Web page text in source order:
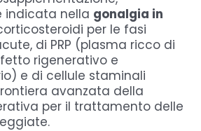
indicata nella gonalgia in
per le fasi
di PRP (plasma ricco di
rigenerativo e
e di cellule staminali
avanzata della
per il trattamento delle